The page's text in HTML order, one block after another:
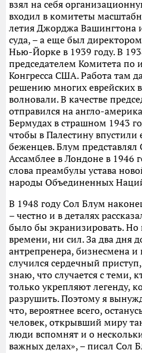
взял на себя
входил в комитеты
летия Джорджа Вашингтона
суда, – а еще был
Нью-Йорке в 1939 году. В
председателем Комитета
Конгресса США. Работа там
решению многих еврейских
волновали. В качестве
отправился на англо-
Бермудах в страшном 1943
чтобы в Палестину впустили
беженцев. Блум
Ассамблее в Лондоне в 1946
слова преамбулы устава
народы Объединенных
В 1948 году Сол Блум
– честно и в деталях
было бы экранизировать. Но
времени, ни сил. За два дня
антрепренера, бизнесмена и
случился сердечный
знаю, что случается с теми,
только укрепляют легенду,
разрушить. Поэтому я
что, вероятнее всего,
человек, открывший миру
люди вспомнят и о
важных делах», – писал Сол